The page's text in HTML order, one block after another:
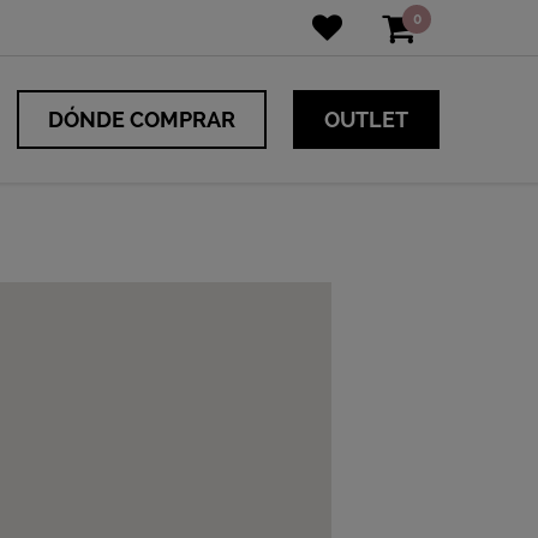
0
DÓNDE COMPRAR OUTLET